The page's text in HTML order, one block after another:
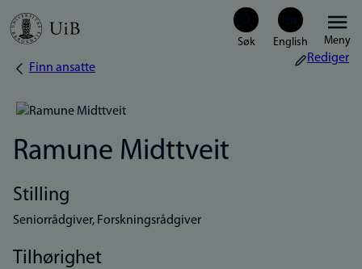
Hopp
Meny
Navigasjonssti
Finn ansatte
Rediger
Ramune Midttveit
Stilling
Seniorrådgiver, Forskningsrådgiver
Tilhørighet